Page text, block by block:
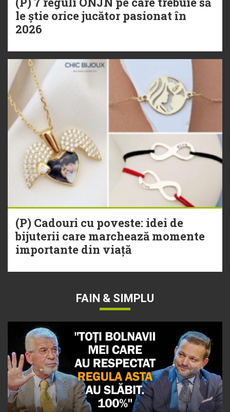
le știe orice jucător pasionat în
2026
(P) Cadouri cu poveste: idei de
bijuterii care marchează momente
importante din viață
FAIN & SIMPLU